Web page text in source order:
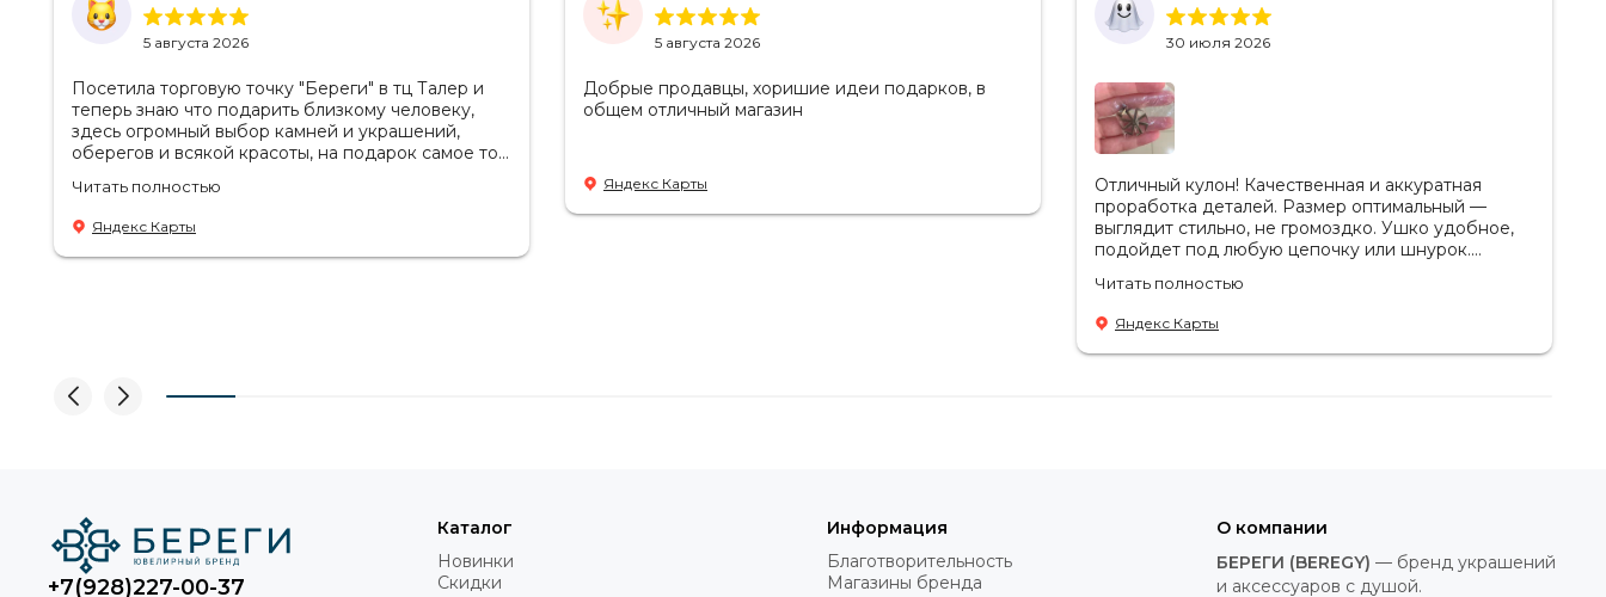
5 августа 2026
Посетила торговую точку "Береги" в тц Талер и
теперь знаю что подарить близкому человеку,
здесь огромный выбор камней и украшений,
оберегов и всякой красоты, на подарок самое то.
пользой! Продавцы-консультанты сориентируют,
дадут подсказки на что обратить внимание .
Приветливый персонал.
Читать полностью
Яндекс Карты
5 августа 2026
Добрые продавцы, хоришие идеи подарков, в
общем отличный магазин
Яндекс Карты
30 июля 2026
Отличный кулон! Качественная и аккуратная
проработка деталей. Размер оптимальный —
выглядит стильно, не громоздко. Ушко удобное,
подойдет под любую цепочку или шнурок.
Читать полностью
Яндекс Карты
+7(928)227-00-37
Каталог
Новинки
Скидки
Информация
Благотворительность
Магазины бренда
О компании
БЕРЕГИ (BEREGY) — бренд украшений
и аксессуаров с душой.